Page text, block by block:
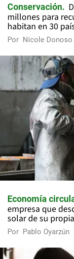
Conservación
millones para
habitan en 30
Por Nicole Donoso
Economía
empresa que
solar de su
Por Pablo Oyarzún